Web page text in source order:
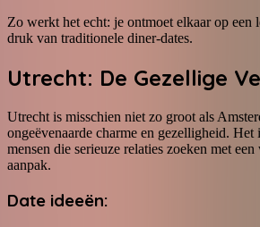
Zo werkt het echt: je ontmoet elkaar op een
druk van traditionele diner-dates.
Utrecht: De Gezellige
Utrecht is misschien niet zo groot als
ongeëvenaarde charme en gezelligheid. Het
mensen die serieuze relaties zoeken met
aanpak.
Date ideeën: